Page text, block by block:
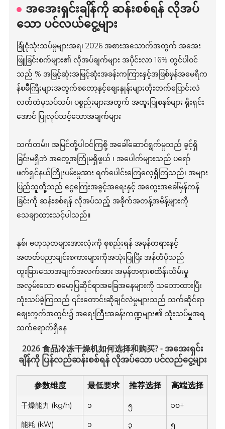
အအေးရှင်းချိန်ကို ဆန်းစစ်ရန် လိုအပ်
သော ပင်လယ်ငွေ့များ
ခြုံငုံသုံးသပ်မှုများအရ၊ 2026 အစားအသောက်အတွက် အအေး
ဖြူခြင်းစက်များ၏ လိုအပ်ချက်များ အပိုင်းလာ 16% တွင်ပါဝင်
သည် % အမြင့်ဆုံးအမြင့်ဆုံးအခန်းကကြားနှင့်အဖြစ်မှန်အမေရိက
န်ၿမိဳကြီးများအတွက်စတော့နှင့်ဈေးနှုန်းများတိုးတက်ပြောင်းလဲ
လတ်ထဲမှသပ်သပ်၊ ပစ္စည်းများအတွက် အထူးပြုစနစ်များ ရိုးရှင်း
အောင် ပြုလုပ်သင့်သောအချက်များ
သက်တမ်း၊ အမြင်တို့ပါဝင်ကြစို့ အခေါ်ဆောင်ရွက်မှုသည် ခွင့်ရှိ
ခြင်းမရှိဘဲ အတွေ့အကြုံမရှိဖွယ် ၊ အပေါက်များသည် ပရော်
ဖက်ရှင်နယ်ကြိုးပမ်းမှုအား ရက်ပေါင်းကြေလေ့ရှိကြသည်၊ အများ
ပြည်သူတို့သည် ငွေကြေးအခွင့်အရေးနှင့် အတွေးအခေါ်မှန်ကန်
ခြင်းကို ဆန်းစစ်ရန် လိုအပ်သည့် အခိုက်အတန့်အမိန့်များကို
သေချာထားသင့်ပါသည်။
နှစ်၊ ဗဟုသုတများအားလုံးကို စုစည်းရန် အမှန်တရားနှင့်
အတတ်ပညာချင်းစကားများကိုအသုံးပြုပြီး အန်တီပိုသည်
ထူးခြားသောအချက်အလက်အား အမှန်တရားစထိန်းသိမ်းမှု
အလွမ်းသော စမော့ပြဆိုင်ရာအခြေအနေများကို သဘောထားပြီး
သုံးသပ်ခဲ့ကြသည် ၎င်းတောင်းဆိုချင်လဲမှုများသည် သက်ဆိုင်ရာ
စျေးကွက်အတွင်း၌ အရေးကြီးအခန်းကဏ္ဍများ၏ သုံးသပ်မှုအရ
သက်ရောက်ရှိနေ
2026 食品冷冻干燥机如何选择和购买? - အအေးရှင်း
ချိန်ကို ပြန်လည်ဆန်းစစ်ရန် လိုအပ်သော ပင်လည်ငွေ့များ
参数维度 最低要求 推荐选择 高端选择
干燥能力 (kg/h) ၁ ၅ ၁၀+
能耗 (kW) ၁ ၃ ၅